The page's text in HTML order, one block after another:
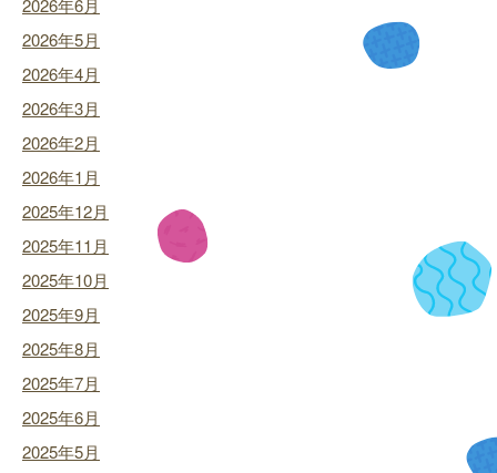
2026年6月
2026年5月
2026年4月
2026年3月
2026年2月
2026年1月
2025年12月
2025年11月
2025年10月
2025年9月
2025年8月
2025年7月
2025年6月
2025年5月